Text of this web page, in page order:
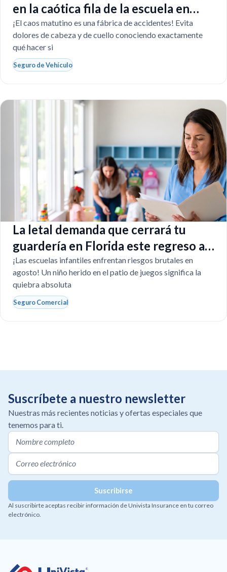
en la caótica fila de la escuela en
Florida?
¡El caos matutino es una fábrica de accidentes! Evita
dolores de cabeza y de cuello conociendo exactamente
qué hacer si
Seguro de Vehículo
La letal demanda que cerrará tu
guardería en Florida este regreso a
clases
¡Las escuelas infantiles enfrentan riesgos brutales en
agosto! Un niño herido en el patio de juegos significa la
quiebra absoluta
Seguro Comercial
Suscríbete a nuestro newsletter
Nuestras más recientes noticias y ofertas especiales que
tenemos para ti.
Al suscribirte aceptas recibir información de Univista Insurance en tu correo
electrónico.